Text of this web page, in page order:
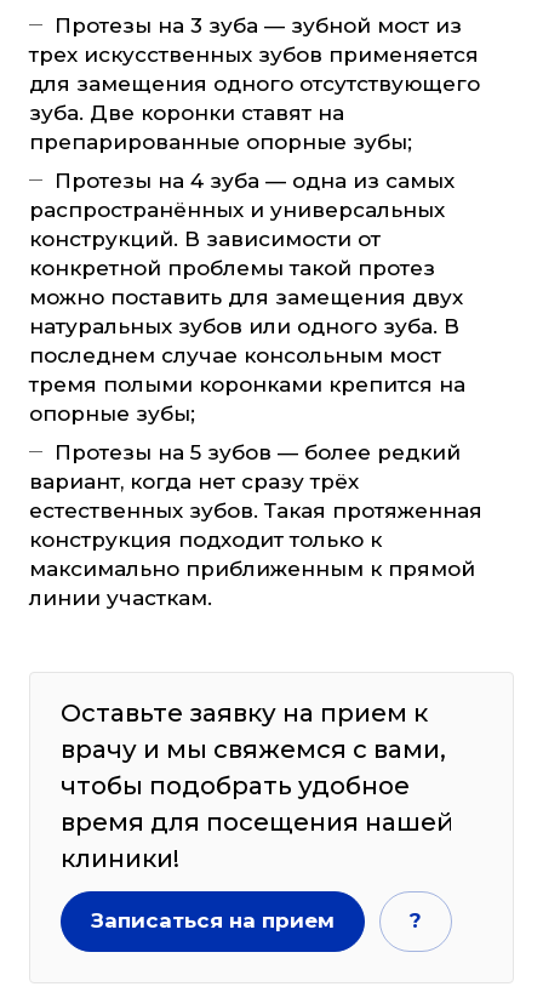
Протезы на 3 зуба — зубной мост из
трех искусственных зубов применяется
для замещения одного отсутствующего
зуба. Две коронки ставят на
препарированные опорные зубы;
Протезы на 4 зуба — одна из самых
распространённых и универсальных
конструкций. В зависимости от
конкретной проблемы такой протез
можно поставить для замещения двух
натуральных зубов или одного зуба. В
последнем случае консольным мост
тремя полыми коронками крепится на
опорные зубы;
Протезы на 5 зубов — более редкий
вариант, когда нет сразу трёх
естественных зубов. Такая протяженная
конструкция подходит только к
максимально приближенным к прямой
линии участкам.
Оставьте заявку на прием к
врачу и мы свяжемся с вами,
чтобы подобрать удобное
время для посещения нашей
клиники!
Записаться на прием ?